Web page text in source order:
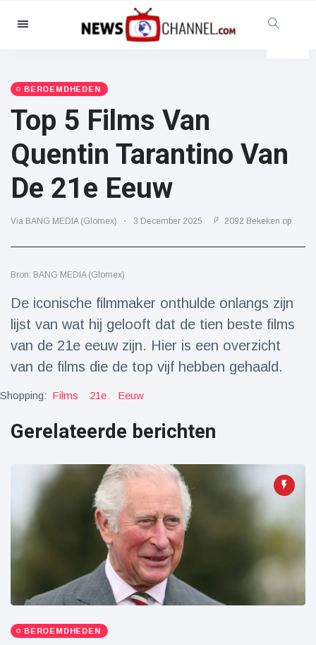
Categorieën
Maatschappelijk & Leuk
Bioscoop & TV
(81)
Sport
Beroemdheden
(13938)
Mode & Schoonheid
(122)
Eten & drinken
Levensstijl
Gezondheid & Fitness
(73)
Reizen & Avontuur
(77)
Laatste nieuws
zeedier
aangespoeld
Adembenemende
beelden:
acrobaat toont
spectaculaire
stunts
17 July
32 Bekeken
Een van de
grootste
radiotelescopen
in
9 May
16036 Bekeken
BEROEMDHEDEN
Top 5 Films Van
Quentin Tarantino Van
De 21e Eeuw
Via BANG MEDIA (Glomex) 3 December 2025 2092 Bekeken op
Bron: BANG MEDIA (Glomex)
De iconische filmmaker onthulde onlangs zijn
lijst van wat hij gelooft dat de tien beste films
van de 21e eeuw zijn. Hier is een overzicht
van de films die de top vijf hebben gehaald.
Shopping: Films 21e Eeuw
Gerelateerde berichten
BEROEMDHEDEN